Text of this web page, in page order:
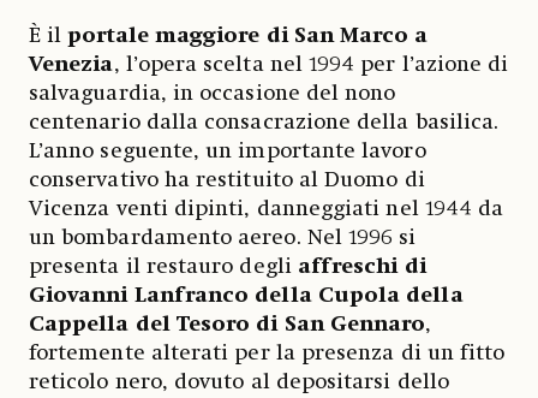
È ilportale maggiore di San Marco a
Venezia, l’opera scelta nel 1994 per l’azione di
salvaguardia, in occasione del nono
centenario dalla consacrazione della basilica.
L’anno seguente, un importante lavoro
conservativo ha restituito al Duomo di
Vicenza venti dipinti, danneggiati nel 1944 da
un bombardamento aereo. Nel 1996 si
presenta il restauro degli affreschi di
Giovanni Lanfranco della Cupola della
Cappella del Tesoro di San Gennaro,
fortemente alterati per la presenza di un fitto
reticolo nero, dovuto al depositarsi dello